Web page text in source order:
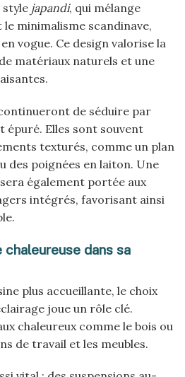
style japandi, qui mélange
le minimalisme scandinave,
vogue. Ce design valorise la
matériaux naturels et une
de séduire par
épuré. Elles sont souvent
texturés, comme un plan
des poignées en laiton. Une
également portée aux
intégrés, favorisant ainsi
chaleureuse dans sa
plus accueillante, le choix
joue un rôle clé.
chaleureux comme le bois ou
de travail et les meubles.